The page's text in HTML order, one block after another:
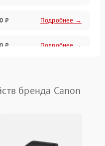
₽ Подробнее →
₽ Подробнее →
бренда Canon